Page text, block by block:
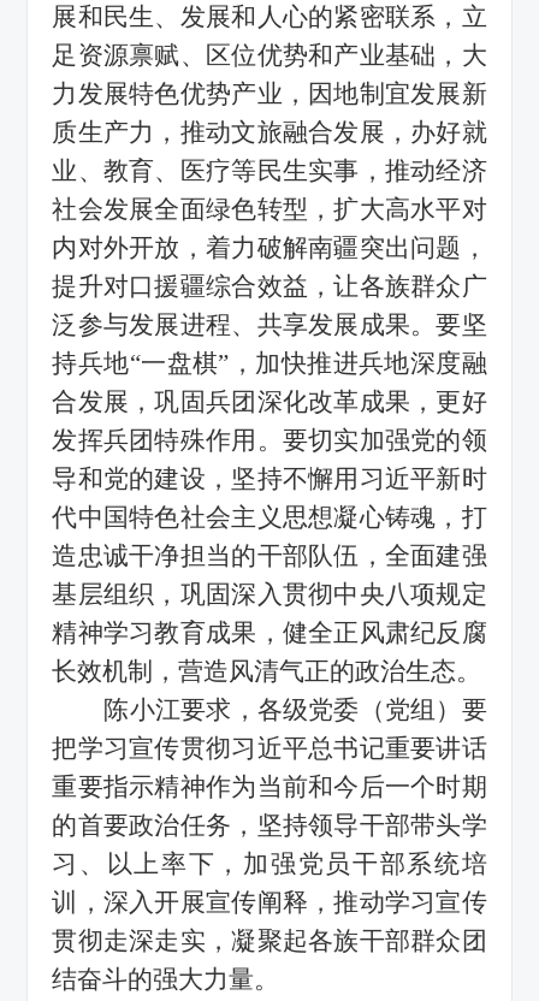
展和民生、发展和人心的紧密联系，立
足资源禀赋、区位优势和产业基础，大
力发展特色优势产业，因地制宜发展新
质生产力，推动文旅融合发展，办好就
业、教育、医疗等民生实事，推动经济
社会发展全面绿色转型，扩大高水平对
内对外开放，着力破解南疆突出问题，
提升对口援疆综合效益，让各族群众广
泛参与发展进程、共享发展成果。要坚
持兵地“一盘棋” ，加快推进兵地深度融
合发展，巩固兵团深化改革成果，更好
发挥兵团特殊作用。要切实加强党的领
导和党的建设，坚持不懈用习近平新时
代中国特色社会主义思想凝心铸魂，打
造忠诚干净担当的干部队伍，全面建强
基层组织，巩固深入贯彻中央八项规定
精神学习教育成果，健全正风肃纪反腐
长效机制，营造风清气正的政治生态。
陈小江要求，各级党委（党组）要
把学习宣传贯彻习近平总书记重要讲话
重要指示精神作为当前和今后一个时期
的首要政治任务，坚持领导干部带头学
习、以上率下，加强党员干部系统培
训，深入开展宣传阐释，推动学习宣传
贯彻走深走实，凝聚起各族干部群众团
结奋斗的强大力量。